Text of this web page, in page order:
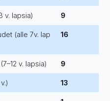
v. lapsia) 9
(alle 7v. lap
16
v. lapsia) 9
13